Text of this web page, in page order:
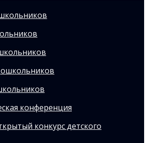
конференция
конкурс детского